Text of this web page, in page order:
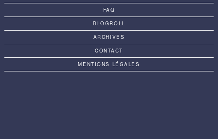
FAQ
BLOGROLL
ARCHIVES
CONTACT
MENTIONS LÉGALES